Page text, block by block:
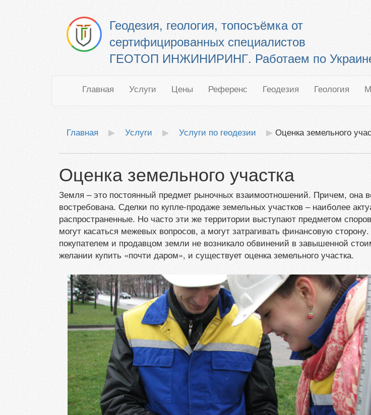
Геодезия, геология, топосъёмка от
сертифицированных специалистов
ГЕОТОП ИНЖИНИРИНГ. Работаем по
Главная Услуги Цены Референс Геодезия Геология
Главная Услуги Услуги по геодезии Оценка земельного
Оценка земельного участка
Земля – это постоянный предмет рыночных взаимоотношений. Причем, она
востребована. Сделки по купле-продаже земельных участков – наиболее
распространенные. Но часто эти же территории выступают предметом
могут касаться межевых вопросов, а могут затрагивать финансовую
покупателем и продавцом земли не возникало обвинений в завышенной
желании купить «почти даром», и существует оценка земельного участка.